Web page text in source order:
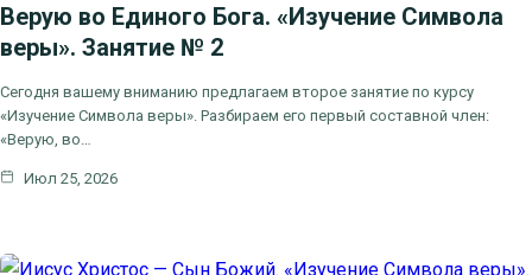
Верую во Единого Бога. «Изучение Символа
веры». Занятие № 2
Сегодня вашему вниманию предлагаем второе занятие по курсу
«Изучение Символа веры». Разбираем его первый составной член:
«Верую, во…
Июл 25, 2026